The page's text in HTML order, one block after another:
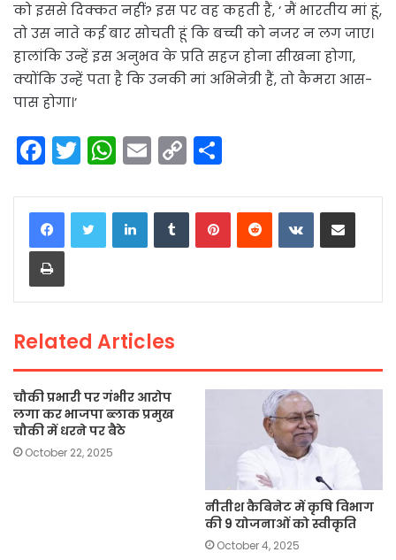
को इससे दिक्कत नहीं? इस पर वह कहती हैं, ‘ मैं भारतीय मां हूं,
तो उस नाते कई बार सोचती हूं कि बच्ची को नजर न लग जाए।
हालांकि उन्हें इस अनुभव के प्रति सहज होना सीखना होगा,
क्योंकि उन्हें पता है कि उनकी मां अभिनेत्री हैं, तो कैमरा आस-
पास होगा।’
F
c
e
b
o
k
T
itt
er
W
a
ts
p
E
ai
l
C
p
y
n
ar
e
LinkedInTumblrPinterestReddit VKontakteShare via Email
Print
Related Articles
चौकी प्रभारी पर गंभीर आरोप
लगा कर भाजपा ब्लाक प्रमुख
चौकी में धरने पर बैठे
October 22, 2025
नीतीश कैबिनेट में कृषि विभाग
की 9 योजनाओं को स्वीकृति
October 4, 2025